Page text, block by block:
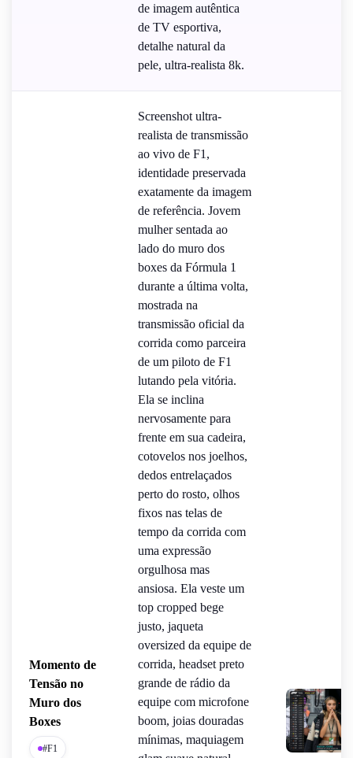
de imagem autêntica
de TV esportiva,
detalhe natural da
pele, ultra-realista 8k.
Momento de
Tensão no
Muro dos
Boxes
#F1
Screenshot ultra-
realista de transmissão
ao vivo de F1,
identidade preservada
exatamente da imagem
de referência. Jovem
mulher sentada ao
lado do muro dos
boxes da Fórmula 1
durante a última volta,
mostrada na
transmissão oficial da
corrida como parceira
de um piloto de F1
lutando pela vitória.
Ela se inclina
nervosamente para
frente em sua cadeira,
cotovelos nos joelhos,
dedos entrelaçados
perto do rosto, olhos
fixos nas telas de
tempo da corrida com
uma expressão
orgulhosa mas
ansiosa. Ela veste um
top cropped bege
justo, jaqueta
oversized da equipe de
corrida, headset preto
grande de rádio da
equipe com microfone
boom, joias douradas
mínimas, maquiagem